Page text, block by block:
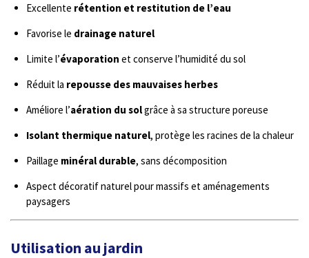
Excellente rétention et restitution de l’eau
Favorise le drainage naturel
Limite l’évaporation et conserve l’humidité du sol
Réduit la repousse des mauvaises herbes
Améliore l’aération du solgrâce à sa structure poreuse
Isolant thermique naturel, protège les racines de la chaleur
Paillage minéral durable, sans décomposition
Aspect décoratif naturel pour massifs et aménagements
paysagers
Utilisation au jardin